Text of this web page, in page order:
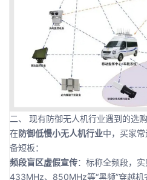
二、 现有防御无人机行业遇到的选
在防御低慢小无人机行业中，买家
备短板：
频段盲区虚假宣传：标称全频段，
433MHz、850MHz等“黑频”穿越机